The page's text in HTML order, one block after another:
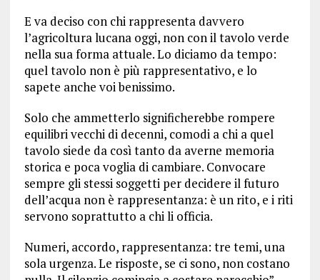
E va deciso con chi rappresenta davvero
l’agricoltura lucana oggi, non con il tavolo verde
nella sua forma attuale. Lo diciamo da tempo:
quel tavolo non è più rappresentativo, e lo
sapete anche voi benissimo.
Solo che ammetterlo significherebbe rompere
equilibri vecchi di decenni, comodi a chi a quel
tavolo siede da così tanto da averne memoria
storica e poca voglia di cambiare. Convocare
sempre gli stessi soggetti per decidere il futuro
dell’acqua non è rappresentanza: è un rito, e i riti
servono soprattutto a chi li officia.
Numeri, accordo, rappresentanza: tre temi, una
sola urgenza. Le risposte, se ci sono, non costano